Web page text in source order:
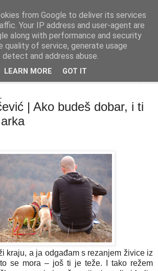
ISSN 2459-5632
| Ako budeš dobar, i ti
kraju, a ja odgađam s rezanjem živice iz
se mora – još ti je teže. I tako režem
from Google to deliver its services
Your IP address and user-agent are
along with performance and security
quality of service, generate usage
and address abuse.
LEARN MORE GOT IT